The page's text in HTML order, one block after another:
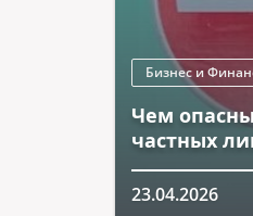
Бизнес и
Чем
частных
23.04.2026